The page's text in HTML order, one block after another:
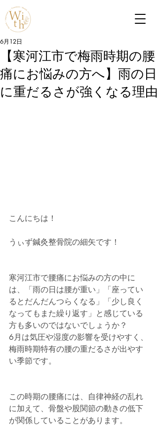
【寒河江市で梅雨時期の腰
痛にお悩みの方へ】雨の日
に重だるさが強くなる理由
6月12日
こんにちは！
うぃず鍼灸整骨院の細矢です！
寒河江市で腰痛にお悩みの方の中に
は、「雨の日は腰が重い」「座ってい
るとだんだんつらくなる」「少し良く
なってもまた繰り返す」と感じている
方も多いのではないでしょうか？
6月は気圧や湿度の影響を受けやすく、
梅雨時期特有の腰の重だるさが出やす
い季節です。
この時期の腰痛には、自律神経の乱れ
に加えて、骨盤や股関節の動きの低下
が関係していることがあります。